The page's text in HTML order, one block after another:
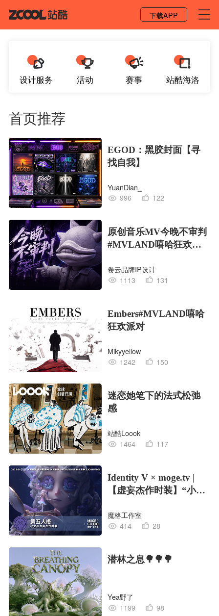
下载APP
设计服务 活动 赛事 站酷海洛
首页推荐
EGOD：黑胶封面【寻
找自我】
YuanDian_
996
122
原创音乐MV今晚不审判
#MVLAND嘻哈狂欢派
卷云品牌IP设计
1113
131
Embers#MVLAND嘻哈
狂欢派对
Mikyyellow
1242
150
迷恋她笔下的法式松弛
感
站酷Loook
1464
117
Identity V × moge.tv |
【虚妄杰作时装】“小女
魔格工作室
414
28
潜林之息🌳🌳🌳
Yea野了
1199
98